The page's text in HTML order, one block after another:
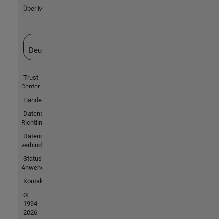
Über MathWorks
Deutschland
Trust
Center
Handelsmarken
Datenschutz-
Richtlinien
Datendiebstahl
verhindern
Status von
Anwendungen
Kontakt
©
1994-
2026